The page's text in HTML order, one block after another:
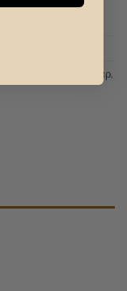
Γυναικεία Αξεσουάρ,